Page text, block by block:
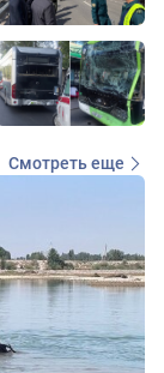
Смотреть еще